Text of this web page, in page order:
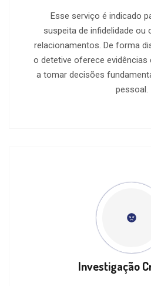
Esse serviço é indicado
suspeita de infidelidade ou
relacionamentos. De forma
o detetive oferece evidências
a tomar decisões
pessoal.
Investigação